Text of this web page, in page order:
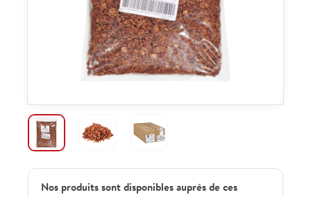
Nos produits sont disponibles auprès de ces